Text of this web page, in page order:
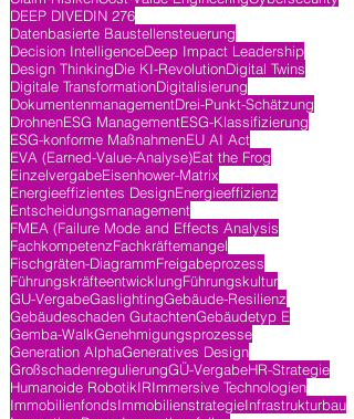
DEEP DIVEDIN 276
Datenbasierte Baustellensteuerung
Decision IntelligenceDeep Impact Leadership
Design ThinkingDie KI-RevolutionDigital Twins
Digitale TransformationDigitalisierung
DokumentenmanagementDrei-Punkt-Schätzung
DrohnenESG ManagementESG-Klassifizierung
ESG-konforme MaßnahmenEU AI Act
EVA (Earned-Value-Analyse)Eat the Frog
EinzelvergabeEisenhower-Matrix
Energieeffizientes DesignEnergieeffizienz
Entscheidungsmanagement
FMEA (Failure Mode and Effects Analysis
FachkompetenzFachkräftemangel
Fischgräten-DiagrammFreigabeprozess
FührungskräfteentwicklungFührungskultur
GU-VergabeGaslightingGebäude-Resilienz
Gebäudeschaden GutachtenGebäudetyp E
Gemba-WalkGenehmigungsprozesse
Generation AlphaGeneratives Design
GroßschadenregulierungGÜ-VergabeHR-Strategie
Humanoide RobotikIRImmersive Technologien
ImmobilienfondsImmobilienstrategieInfrastrukturbau